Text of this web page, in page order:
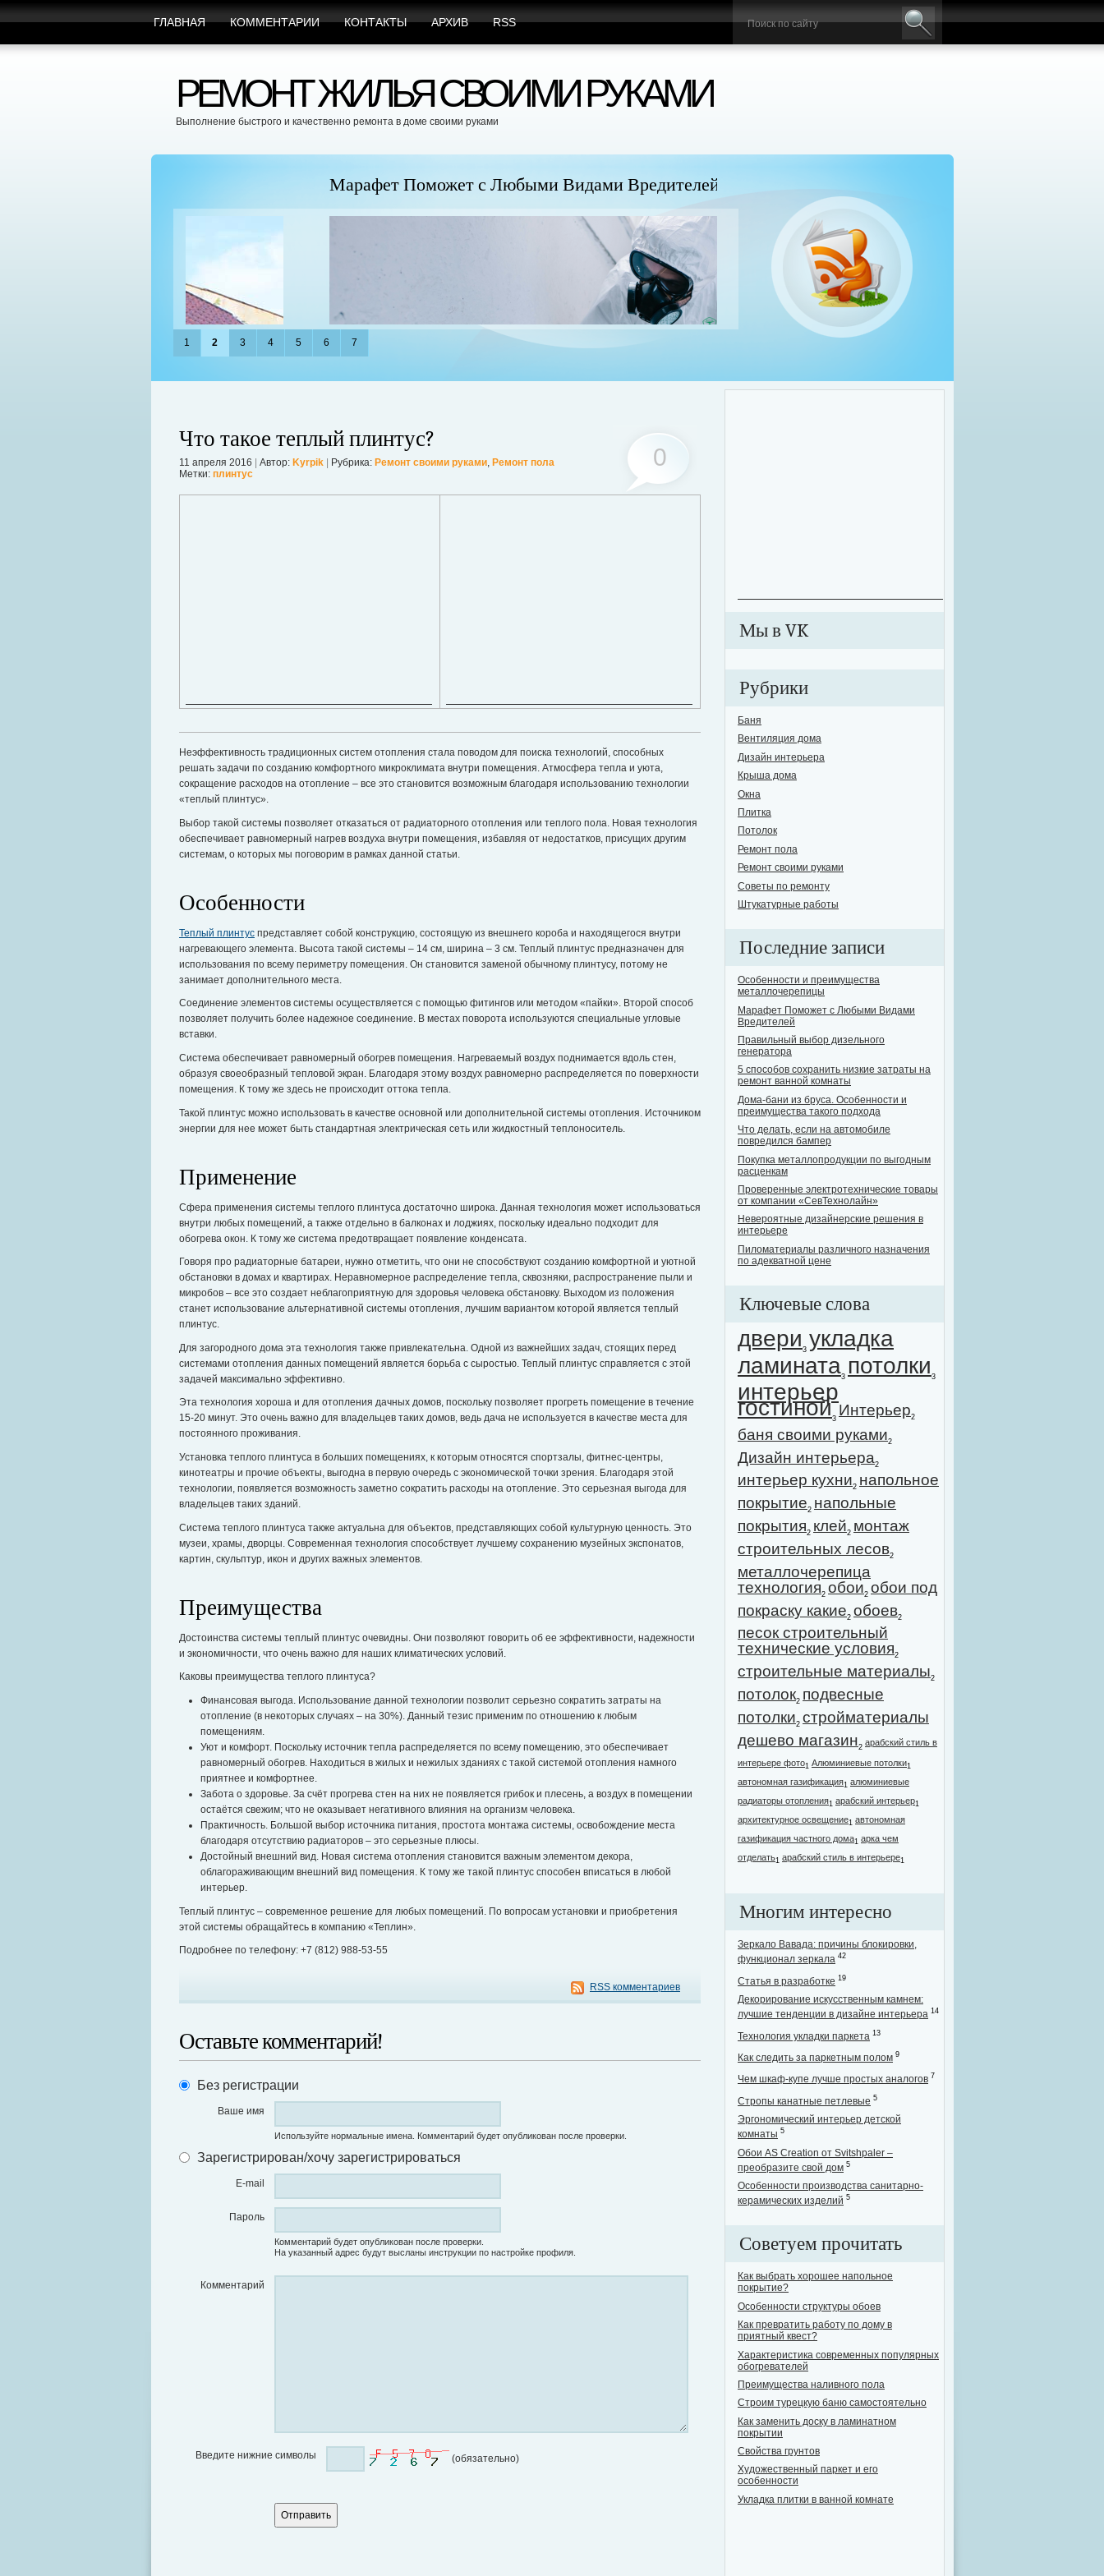
ГЛАВНАЯ КОММЕНТАРИИ КОНТАКТЫ АРХИВ RSS
РЕМОНТ ЖИЛЬЯ СВОИМИ РУКАМИ
Выполнение быстрого и качественно ремонта в доме своими руками
Марафет Поможет с Любыми Видами Вредителей
1 2 3 4 5 6 7
Что такое теплый плинтус?
11 апреля 2016 Автор: Kyrpik Рубрика: Ремонт своими руками, Ремонт пола
Метки: плинтус
0
Неэффективность традиционных систем отопления стала поводом для поиска технологий, способных
решать задачи по созданию комфортного микроклимата внутри помещения. Атмосфера тепла и уюта,
сокращение расходов на отопление – все это становится возможным благодаря использованию технологии
«теплый плинтус».
Выбор такой системы позволяет отказаться от радиаторного отопления или теплого пола. Новая технология
обеспечивает равномерный нагрев воздуха внутри помещения, избавляя от недостатков, присущих другим
системам, о которых мы поговорим в рамках данной статьи.
Особенности
Теплый плинтус представляет собой конструкцию, состоящую из внешнего короба и находящегося внутри
нагревающего элемента. Высота такой системы – 14 см, ширина – 3 см. Теплый плинтус предназначен для
использования по всему периметру помещения. Он становится заменой обычному плинтусу, потому не
занимает дополнительного места.
Соединение элементов системы осуществляется с помощью фитингов или методом «пайки». Второй способ
позволяет получить более надежное соединение. В местах поворота используются специальные угловые
вставки.
Система обеспечивает равномерный обогрев помещения. Нагреваемый воздух поднимается вдоль стен,
образуя своеобразный тепловой экран. Благодаря этому воздух равномерно распределяется по поверхности
помещения. К тому же здесь не происходит оттока тепла.
Такой плинтус можно использовать в качестве основной или дополнительной системы отопления. Источником
энергии для нее может быть стандартная электрическая сеть или жидкостный теплоноситель.
Применение
Сфера применения системы теплого плинтуса достаточно широка. Данная технология может использоваться
внутри любых помещений, а также отдельно в балконах и лоджиях, поскольку идеально подходит для
обогрева окон. К тому же система предотвращает появление конденсата.
Говоря про радиаторные батареи, нужно отметить, что они не способствуют созданию комфортной и уютной
обстановки в домах и квартирах. Неравномерное распределение тепла, сквозняки, распространение пыли и
микробов – все это создает неблагоприятную для здоровья человека обстановку. Выходом из положения
станет использование альтернативной системы отопления, лучшим вариантом которой является теплый
плинтус.
Для загородного дома эта технология также привлекательна. Одной из важнейших задач, стоящих перед
системами отопления данных помещений является борьба с сыростью. Теплый плинтус справляется с этой
задачей максимально эффективно.
Эта технология хороша и для отопления дачных домов, поскольку позволяет прогреть помещение в течение
15-20 минут. Это очень важно для владельцев таких домов, ведь дача не используется в качестве места для
постоянного проживания.
Установка теплого плинтуса в больших помещениях, к которым относятся спортзалы, фитнес-центры,
кинотеатры и прочие объекты, выгодна в первую очередь с экономической точки зрения. Благодаря этой
технологии, появляется возможность заметно сократить расходы на отопление. Это серьезная выгода для
владельцев таких зданий.
Система теплого плинтуса также актуальна для объектов, представляющих собой культурную ценность. Это
музеи, храмы, дворцы. Современная технология способствует лучшему сохранению музейных экспонатов,
картин, скульптур, икон и других важных элементов.
Преимущества
Достоинства системы теплый плинтус очевидны. Они позволяют говорить об ее эффективности, надежности
и экономичности, что очень важно для наших климатических условий.
Каковы преимущества теплого плинтуса?
Финансовая выгода. Использование данной технологии позволит серьезно сократить затраты на
отопление (в некоторых случаях – на 30%). Данный тезис применим по отношению к любым
помещениям.
Уют и комфорт. Поскольку источник тепла распределяется по всему помещению, это обеспечивает
равномерный обогрев. Находиться в жилых и нежилых зданиях с такой системой отопления намного
приятнее и комфортнее.
Забота о здоровье. За счёт прогрева стен на них не появляется грибок и плесень, а воздух в помещении
остаётся свежим; что не оказывает негативного влияния на организм человека.
Практичность. Большой выбор источника питания, простота монтажа системы, освобождение места
благодаря отсутствию радиаторов – это серьезные плюсы.
Достойный внешний вид. Новая система отопления становится важным элементом декора,
облагораживающим внешний вид помещения. К тому же такой плинтус способен вписаться в любой
интерьер.
Теплый плинтус – современное решение для любых помещений. По вопросам установки и приобретения
этой системы обращайтесь в компанию «Теплин».
Подробнее по телефону: +7 (812) 988-53-55
RSS комментариев
Оставьте комментарий!
Без регистрации
Ваше имя
Используйте нормальные имена. Комментарий будет опубликован после проверки.
Зарегистрирован/хочу зарегистрироваться
E-mail
Пароль
Комментарий будет опубликован после проверки.
На указанный адрес будут высланы инструкции по настройке профиля.
Комментарий
Введите нижние символы (обязательно)
Мы в VK
Рубрики
Баня
Вентиляция дома
Дизайн интерьера
Крыша дома
Окна
Плитка
Потолок
Ремонт пола
Ремонт своими руками
Советы по ремонту
Штукатурные работы
Последние записи
Особенности и преимущества
металлочерепицы
Марафет Поможет с Любыми Видами
Вредителей
Правильный выбор дизельного
генератора
5 способов сохранить низкие затраты на
ремонт ванной комнаты
Дома-бани из бруса. Особенности и
преимущества такого подхода
Что делать, если на автомобиле
повредился бампер
Покупка металлопродукции по выгодным
расценкам
Проверенные электротехнические товары
от компании «СевТехнолайн»
Невероятные дизайнерские решения в
интерьере
Пиломатериалы различного назначения
по адекватной цене
Ключевые слова
двери 3 укладка
ламината3 потолки 3
интерьер
гостиной3 Интерьер2
баня своими руками2
Дизайн интерьера2
интерьер кухни2 напольное
покрытие2 напольные
покрытия2 клей2 монтаж
строительных лесов2
металлочерепица
технология2 обои2 обои под
покраску какие2 обоев2
песок строительный
технические условия2
строительные материалы2
потолок2 подвесные
потолки2 стройматериалы
дешево магазин2 арабский стиль в
интерьере фото1 Алюминиевые потолки1
автономная газификация1 алюминиевые
радиаторы отопления1 арабский интерьер1
архитектурное освещение1 автономная
газификация частного дома1 арка чем
отделать1 арабский стиль в интерьере1
Многим интересно
Зеркало Вавада: причины блокировки,
функционал зеркала 42
Статья в разработке 19
Декорирование искусственным камнем:
лучшие тенденции в дизайне интерьера 14
Технология укладки паркета 13
Как следить за паркетным полом 9
Чем шкаф-купе лучше простых аналогов 7
Стропы канатные петлевые 5
Эргономический интерьер детской
комнаты 5
Обои AS Creation от Svitshpaler –
преобразите свой дом 5
Особенности производства санитарно-
керамических изделий 5
Советуем прочитать
Как выбрать хорошее напольное
покрытие?
Особенности структуры обоев
Как превратить работу по дому в
приятный квест?
Характеристика современных популярных
обогревателей
Преимущества наливного пола
Строим турецкую баню самостоятельно
Как заменить доску в ламинатном
покрытии
Свойства грунтов
Художественный паркет и его
особенности
Укладка плитки в ванной комнате